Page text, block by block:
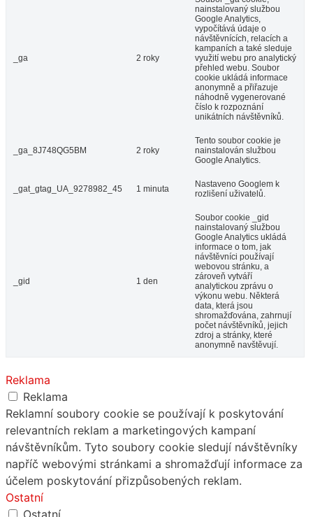
_ga 2 roky
nainstalovaný službou
Google Analytics,
vypočítává údaje o
návštěvnících, relacích a
kampaních a také sleduje
využití webu pro analytický
přehled webu. Soubor
cookie ukládá informace
anonymně a přiřazuje
náhodně vygenerované
číslo k rozpoznání
unikátních návštěvníků.
_ga_8J748QG5BM 2 roky
Tento soubor cookie je
nainstalován službou
Google Analytics.
_gat_gtag_UA_9278982_45 1 minuta
Nastaveno Googlem k
rozlišení uživatelů.
_gid 1 den
Soubor cookie _gid
nainstalovaný službou
Google Analytics ukládá
informace o tom, jak
návštěvníci používají
webovou stránku, a
zároveň vytváří
analytickou zprávu o
výkonu webu. Některá
data, která jsou
shromažďována, zahrnují
počet návštěvníků, jejich
zdroj a stránky, které
anonymně navštěvují.
Reklama
Reklama
Reklamní soubory cookie se používají k poskytování
relevantních reklam a marketingových kampaní
návštěvníkům. Tyto soubory cookie sledují návštěvníky
napříč webovými stránkami a shromažďují informace za
účelem poskytování přizpůsobených reklam.
Ostatní